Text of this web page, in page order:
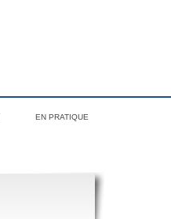
EN PRATIQUE